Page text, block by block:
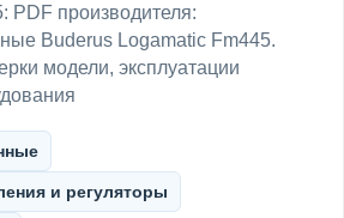
PDF производителя:
Buderus Logamatic Fm445.
модели, эксплуатации
и регуляторы